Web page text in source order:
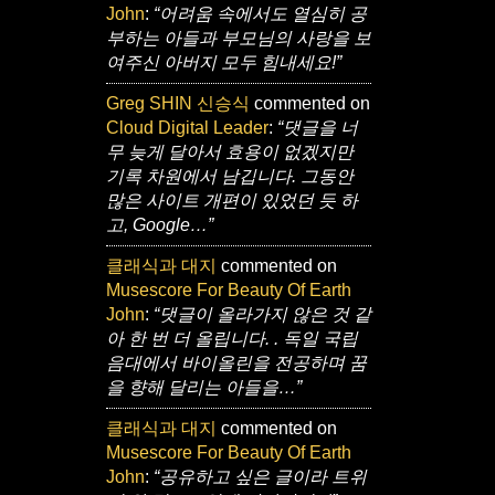
John: “어려움 속에서도 열심히 공
부하는 아들과 부모님의 사랑을 보
여주신 아버지 모두 힘내세요!”
Greg SHIN 신승식 commented on
Cloud Digital Leader: “댓글을 너
무 늦게 달아서 효용이 없겠지만
기록 차원에서 남깁니다. 그동안
많은 사이트 개편이 있었던 듯 하
고, Google…”
클래식과 대지 commented on
Musescore For Beauty Of Earth
John: “댓글이 올라가지 않은 것 같
아 한 번 더 올립니다. . 독일 국립
음대에서 바이올린을 전공하며 꿈
을 향해 달리는 아들을…”
클래식과 대지 commented on
Musescore For Beauty Of Earth
John: “공유하고 싶은 글이라 트위